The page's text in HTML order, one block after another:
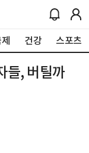
건강 스포츠
들, 버틸까